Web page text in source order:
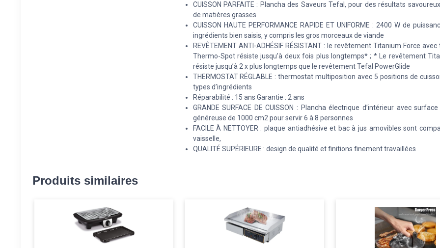
CUISSON PARFAITE : Plancha des Saveurs Tefal, pour des résultats
de matières grasses
CUISSON HAUTE PERFORMANCE RAPIDE ET UNIFORME : 2400 W de
ingrédients bien saisis, y compris les gros morceaux de viande
REVÊTEMENT ANTI-ADHÉSIF RÉSISTANT : le revêtement Titanium Force
Thermo-Spot résiste jusqu’à deux fois plus longtemps* ; * Le revêtement
résiste jusqu’à 2 x plus longtemps que le revêtement Tefal PowerGlide
THERMOSTAT RÉGLABLE : thermostat multiposition avec 5 positions de
types d’ingrédients
Réparabilité : 15 ans Garantie : 2 ans
GRANDE SURFACE DE CUISSON : Plancha électrique d’intérieur avec
généreuse de 1000 cm2 pour servir 6 à 8 personnes
FACILE À NETTOYER : plaque antiadhésive et bac à jus amovibles sont
vaisselle,
QUALITÉ SUPÉRIEURE : design de qualité et finitions finement travaillées
Produits similaires